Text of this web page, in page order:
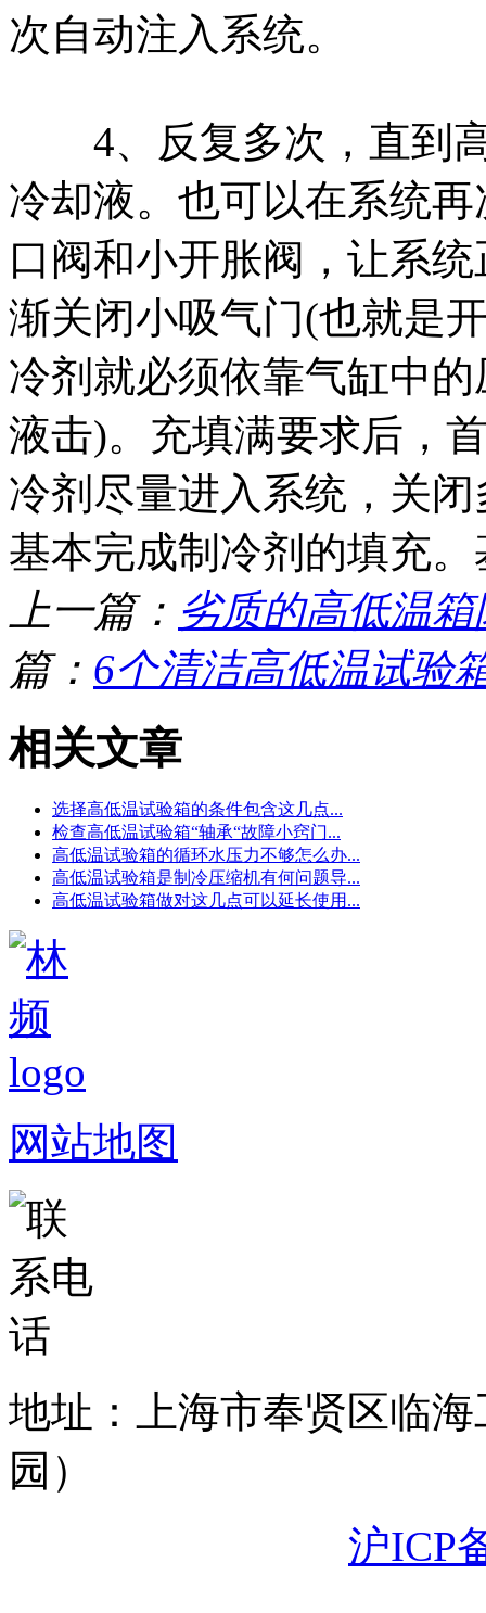
次自动注入系统。
4、反复多次，直到高
冷却液。也可以在系统
口阀和小开胀阀，让系
渐关闭小吸气门(也就是
冷剂就必须依靠气缸中
液击)。充填满要求后，
冷剂尽量进入系统，关
基本完成制冷剂的填充
上一篇： 劣质的高低温
篇： 6个清洁高低温试验
相关文章
选择高低温试验箱的条件包含这几点...
检查高低温试验箱“轴承“故障小窍门...
高低温试验箱的循环水压力不够怎么办...
高低温试验箱是制冷压缩机有何问题导...
高低温试验箱做对这几点可以延长使用...
网站地图
地址：上海市奉贤区临
园）
沪ICP